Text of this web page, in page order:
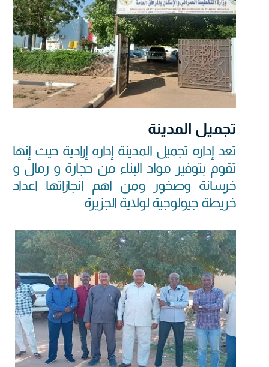
تجميل المدينة
تعد إداره تجميل المدينة إداره إرادية حيث إنها
تقوم بتوفير مواد البناء من حجارة و رمال و
خرسانة وصخور ومن اهم انجازاتها اعداد
خريطة جيولوجية لولاية الجزيرة